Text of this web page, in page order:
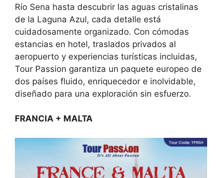
Río Sena hasta descubrir las aguas cristalinas
de la Laguna Azul, cada detalle está
cuidadosamente organizado. Con cómodas
estancias en hotel, traslados privados al
aeropuerto y experiencias turísticas incluidas,
Tour Passion garantiza un paquete europeo de
dos países fluido, enriquecedor e inolvidable,
diseñado para una exploración sin esfuerzo.
FRANCIA + MALTA